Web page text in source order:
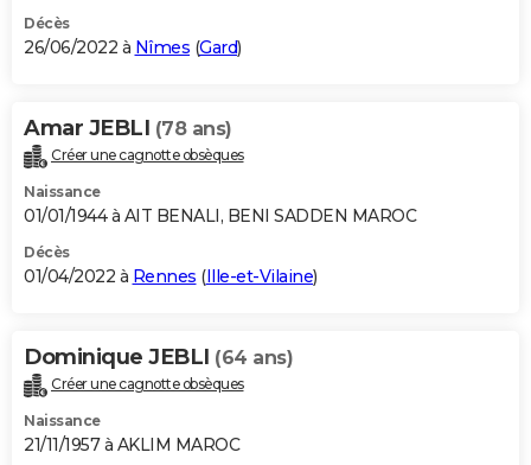
Décès
26/06/2022 à Nîmes (Gard)
Amar JEBLI (78 ans)
Créer une cagnotte obsèques
Naissance
01/01/1944 à AIT BENALI, BENI SADDEN MAROC
Décès
01/04/2022 à Rennes (Ille-et-Vilaine)
Dominique JEBLI (64 ans)
Créer une cagnotte obsèques
Naissance
21/11/1957 à AKLIM MAROC